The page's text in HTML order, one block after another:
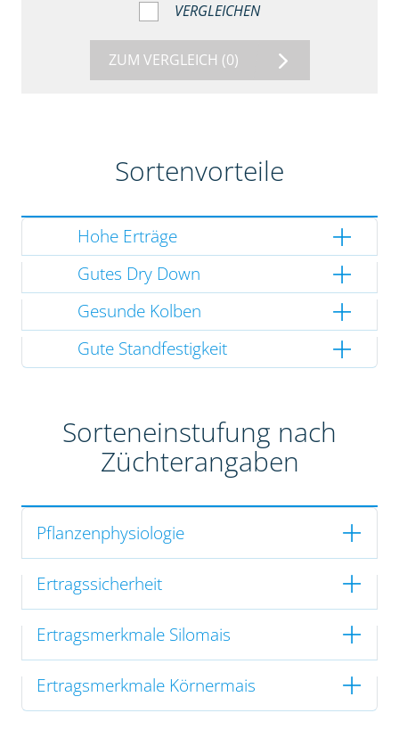
VERGLEICHEN
ZUM VERGLEICH (0)
Sortenvorteile
Hohe Erträge
Gutes Dry Down
Gesunde Kolben
Gute Standfestigkeit
Sorteneinstufung nach
Züchterangaben
Pflanzenphysiologie
Ertragssicherheit
Ertragsmerkmale Silomais
Ertragsmerkmale Körnermais